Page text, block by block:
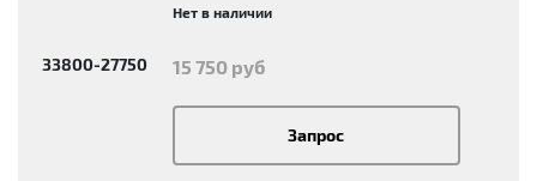
33800-27750
Нет в наличии
15 750 руб
Запрос